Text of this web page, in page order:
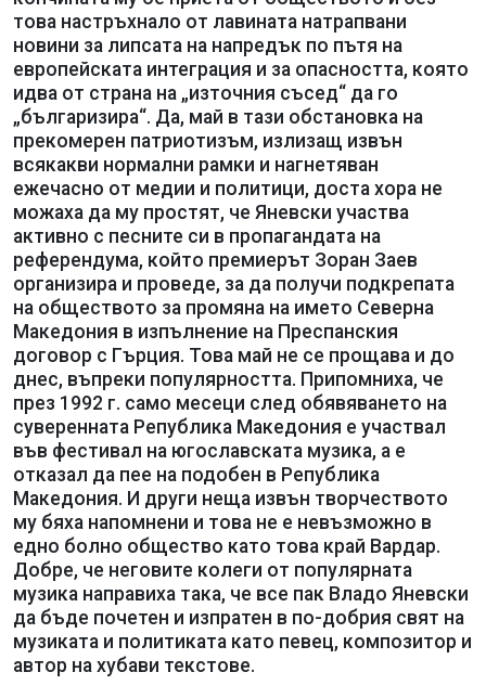
това настръхнало от лавината натрапвани
новини за липсата на напредък по пътя на
европейската интеграция и за опасността, която
идва от страна на „източния съсед“ да го
„българизира“. Да, май в тази обстановка на
прекомерен патриотизъм, излизащ извън
всякакви нормални рамки и нагнетяван
ежечасно от медии и политици, доста хора не
можаха да му простят, че Яневски участва
активно с песните си в пропагандата на
референдума, който премиерът Зоран Заев
организира и проведе, за да получи подкрепата
на обществото за промяна на името Северна
Македония в изпълнение на Преспанския
договор с Гърция. Това май не се прощава и до
днес, въпреки популярността. Припомниха, че
през 1992 г. само месеци след обявяването на
суверенната Република Македония е участвал
във фестивал на югославската музика, а е
отказал да пее на подобен в Република
Македония. И други неща извън творчеството
му бяха напомнени и това не е невъзможно в
едно болно общество като това край Вардар.
Добре, че неговите колеги от популярната
музика направиха така, че все пак Владо Яневски
да бъде почетен и изпратен в по-добрия свят на
музиката и политиката като певец, композитор и
автор на хубави текстове.